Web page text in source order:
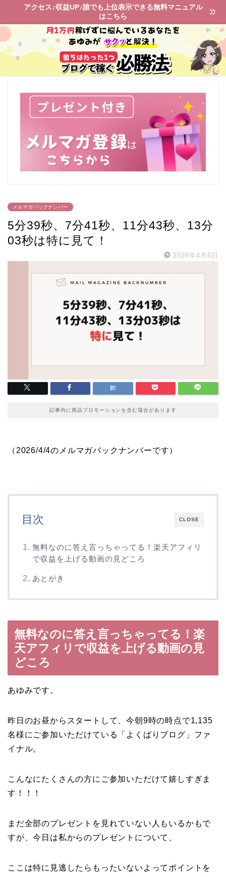
アクセス♪収益UP♪誰でも上位表示できる無料マニュアル
はこちら
メルマガバックナンバー
5分39秒、7分41秒、11分43秒、13分
03秒は特に見て！
2026年4月6日
記事内に商品プロモーションを含む場合があります
（2026/4/4のメルマガバックナンバーです）
CLOSE
目次
無料なのに答え言っちゃってる！楽天アフィリ
で収益を上げる動画の見どころ
あとがき
無料なのに答え言っちゃってる！楽
天アフィリで収益を上げる動画の見
どころ
あゆみです。
昨日のお昼からスタートして、今朝9時の時点で1,135
名様にご参加いただけている「よくばりブログ」ファ
イナル。
こんなにたくさんの方にご参加いただけて嬉しすぎま
す！！！
まだ全部のプレゼントを見れていない人もいるかもで
すが、今日は私からのプレゼントについて、
ここは特に見逃したらもったいないよってポイントを